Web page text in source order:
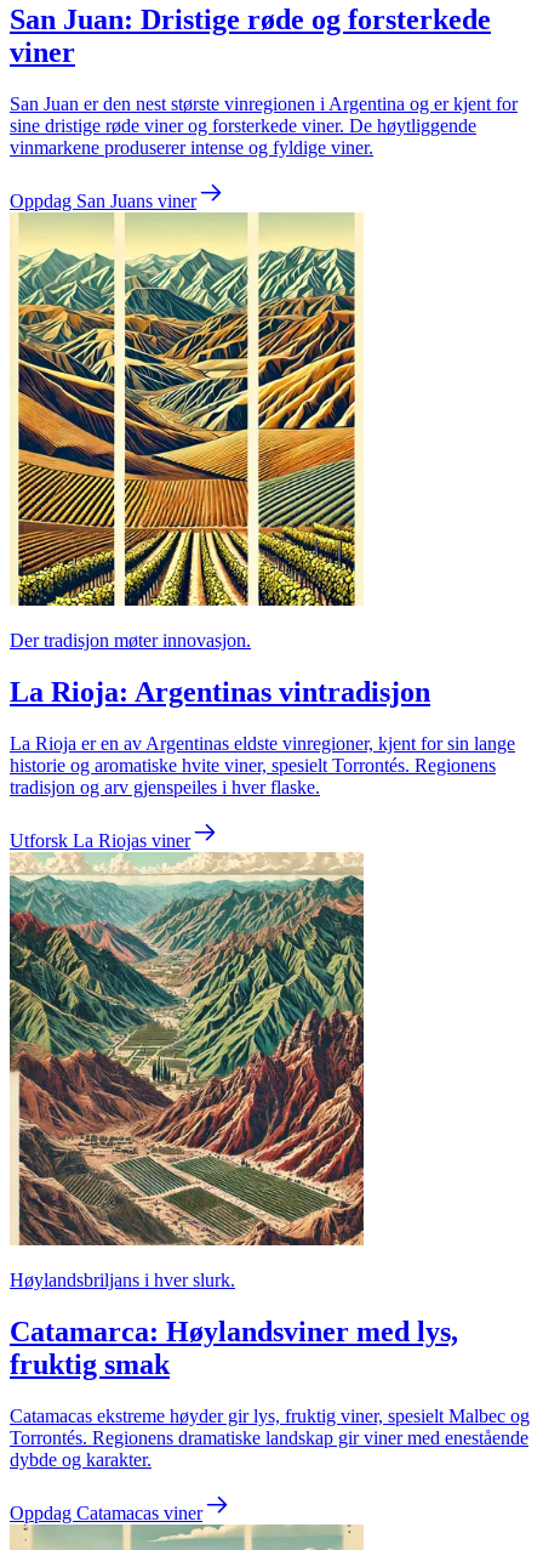
San Juan: Dristige røde og forsterkede
viner
San Juan er den nest største vinregionen i Argentina og er kjent for
sine dristige røde viner og forsterkede viner. De høytliggende
vinmarkene produserer intense og fyldige viner.
Oppdag San Juans viner
Der tradisjon møter innovasjon.
La Rioja: Argentinas vintradisjon
La Rioja er en av Argentinas eldste vinregioner, kjent for sin lange
historie og aromatiske hvite viner, spesielt Torrontés. Regionens
tradisjon og arv gjenspeiles i hver flaske.
Utforsk La Riojas viner
Høylandsbriljans i hver slurk.
Catamarca: Høylandsviner med lys,
fruktig smak
Catamacas ekstreme høyder gir lys, fruktig viner, spesielt Malbec og
Torrontés. Regionens dramatiske landskap gir viner med enestående
dybde og karakter.
Oppdag Catamacas viner